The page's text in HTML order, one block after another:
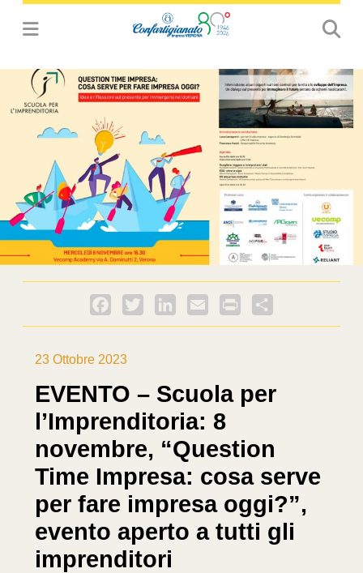
Facebook
Twitter LinkedInEmail PrintFriendly
23 Ottobre 2023
EVENTO – Scuola per
l’Imprenditoria: 8
novembre, “Question
Time Impresa: cosa serve
per fare impresa oggi?”,
evento aperto a tutti gli
imprenditori